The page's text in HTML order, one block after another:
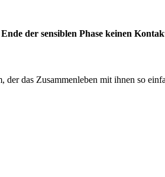
der sensiblen Phase keinen
der das Zusammenleben mit ihnen so